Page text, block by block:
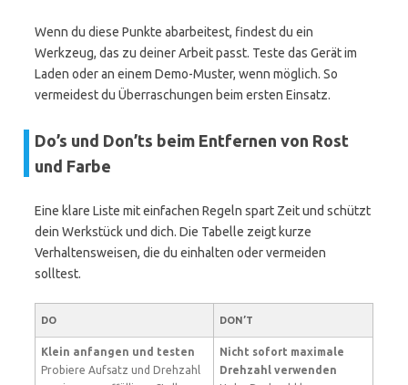
Wenn du diese Punkte abarbeitest, findest du ein
Werkzeug, das zu deiner Arbeit passt. Teste das Gerät im
Laden oder an einem Demo-Muster, wenn möglich. So
vermeidest du Überraschungen beim ersten Einsatz.
Do’s und Don’ts beim Entfernen von Rost
und Farbe
Eine klare Liste mit einfachen Regeln spart Zeit und schützt
dein Werkstück und dich. Die Tabelle zeigt kurze
Verhaltensweisen, die du einhalten oder vermeiden
solltest.
DO DON’T
Klein anfangen und testen
Probiere Aufsatz und Drehzahl
Nicht sofort maximale
Drehzahl verwenden